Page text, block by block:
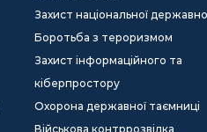
Захист національної
Боротьба з тероризмом
Захист інформаційного та
кіберпростору
Охорона державної таємниці
Військова контррозвідка